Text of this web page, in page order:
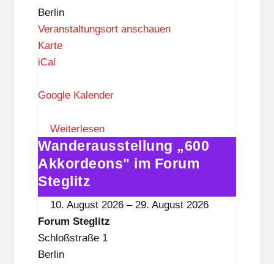
Berlin
Veranstaltungsort anschauen
KarteF
u
S
t
e
g
l
i
t
z
iCal
Google Kalender
Weiterlesen
Wanderausstellung
„600
Akkordeons"
im
Forum
Steglitz
Wanderausstellung „600
Akkordeons" im Forum
Steglitz
10. August 2026 – 29. August 2026
Forum Steglitz
Schloßstraße 1
Berlin